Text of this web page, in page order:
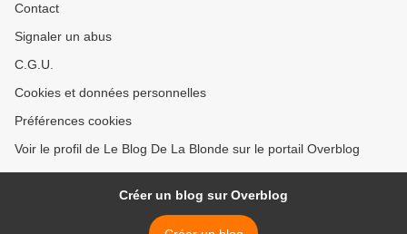
Contact
Signaler un abus
C.G.U.
Cookies et données personnelles
Préférences cookies
Voir le profil de Le Blog De La Blonde sur le portail Overblog
Créer un blog sur Overblog